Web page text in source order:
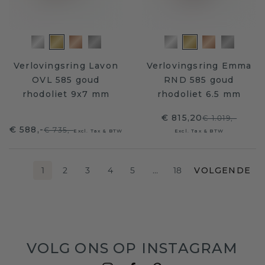
Verlovingsring Lavon
OVL 585 goud
rhodoliet 9x7 mm
€ 588,-€ 735,-Excl. Tax & BTW
Verlovingsring Emma
RND 585 goud
rhodoliet 6.5 mm
€ 815,20€ 1.019,-
Excl. Tax & BTW
1 2 3 4 5 … 18 VOLGENDE
VOLG ONS OP INSTAGRAM